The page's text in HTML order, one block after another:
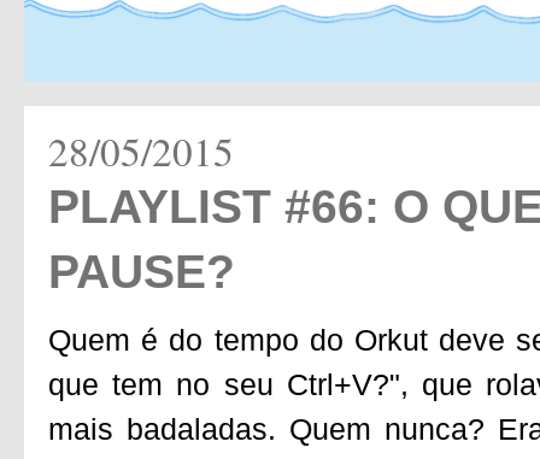
28/05/2015
PLAYLIST #66: O
PAUSE?
Quem é do tempo do Orkut deve
que tem no seu Ctrl+V?", que
mais badaladas. Quem nunca?